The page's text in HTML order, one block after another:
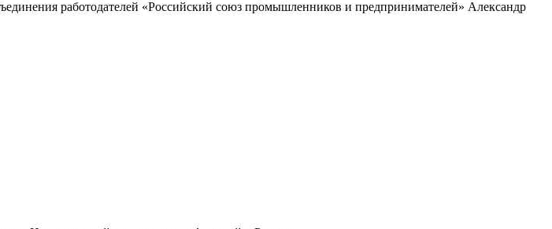
работодателей «Российский союз промышленников и предпринимателей» Александр